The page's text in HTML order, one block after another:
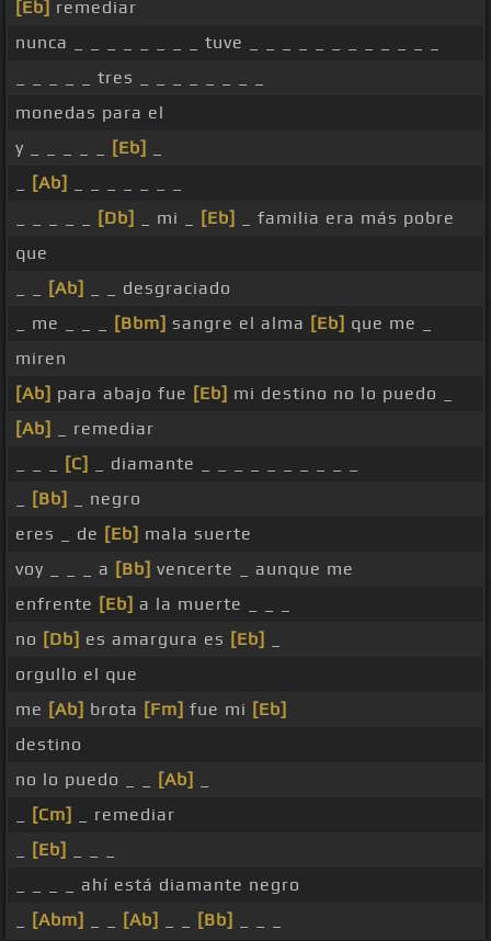
[Eb] remediar
nunca _ _ _ _ _ _ _ _ tuve _ _ _ _ _ _ _ _ _ _ _ _
_ _ _ _ _ tres _ _ _ _ _ _ _ _
monedas para el
y _ _ _ _ _
[Eb]
[Ab]
[Db] _ mi _ [Eb]
_ familia era más pobre
que
[Ab]
_ _ desgraciado
_ me _ _ _
[Bbm] sangre el alma [Eb] que me _
miren
[Ab] para abajo fue [Eb] mi destino no lo puedo _
[Ab]
_ remediar
[C]
_ diamante _ _ _ _ _ _ _ _ _ _
[Bb]
_ negro
eres _ de [Eb] mala suerte
voy _ _ _ a [Bb] vencerte _ aunque me
enfrente [Eb] a la muerte _ _ _
no [Db] es amargura es [Eb]
orgullo el que
me [Ab] brota [Fm] fue mi [Eb]
destino
no lo puedo _ _
[Ab]
[Cm]
_ remediar
[Eb]
_ _ _ _ ahí está diamante negro
[Abm] [Ab] [Bb]